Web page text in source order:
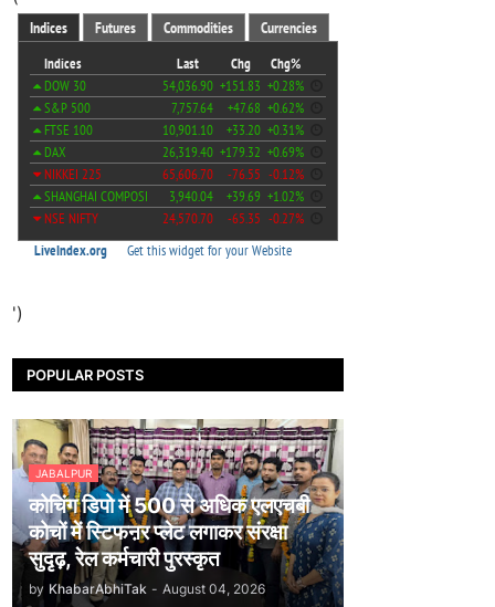
')
POPULAR POSTS
JABALPUR
कोचिंग डिपो में 500 से अधिक एलएचबी
कोचों में स्टिफऩर प्लेट लगाकर संरक्षा
सुदृढ़, रेल कर्मचारी पुरस्कृत
by KhabarAbhiTak - August 04, 2026